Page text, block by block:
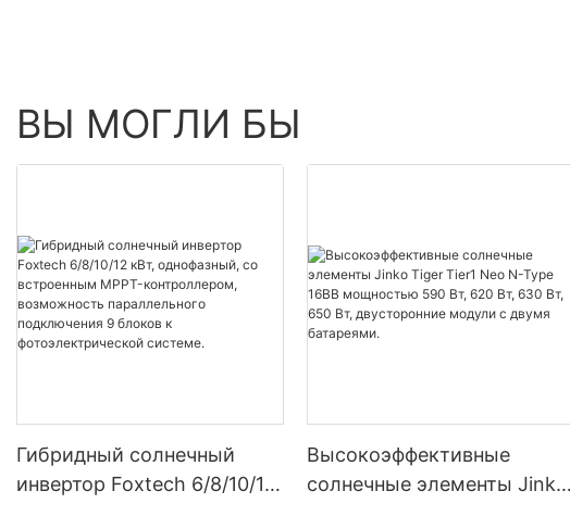
ВЫ МОГЛИ БЫ
Гибридный солнечный
инвертор Foxtech 6/8/10/12
Высокоэффективные
солнечные элементы Jinko